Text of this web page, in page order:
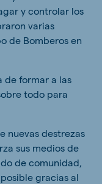
y controlar los
varias
de Bomberos en
de formar a las
todo para
nuevas destrezas
sus medios de
de comunidad,
gracias al